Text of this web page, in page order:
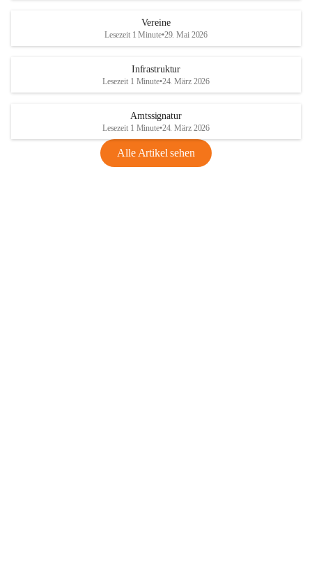
Vereine
Lesezeit 1 Minute•29. Mai 2026
Infrastruktur
Lesezeit 1 Minute•24. März 2026
Amtssignatur
Lesezeit 1 Minute•24. März 2026
Alle Artikel sehen